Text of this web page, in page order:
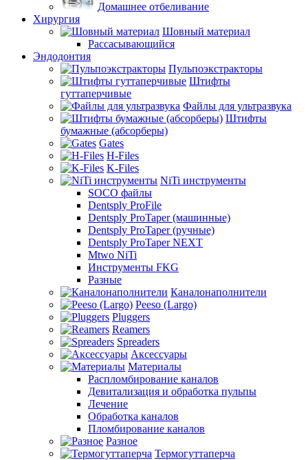
Домашнее отбеливание
Хирургия
Шовный материал
Рассасывающийся
Эндодонтия
Пульпоэкстракторы
Штифты
гуттаперчивые
Файлы для ультразвука
Штифты
бумажные (абсорберы)
Gates
H-Files
K-Files
NiTi инструменты
SOCO файлы
Dentsply ProFile
Dentsply ProTaper (машинные)
Dentsply ProTaper (ручные)
Dentsply ProTaper NEXT
Mtwo NiTi
Инструменты FKG
Разные
Каналонаполнители
Peeso (Largo)
Pluggers
Reamers
Spreaders
Аксессуары
Материалы
Распломбирование каналов
Девитализация и обработка пульпы
Лечение
Обработка каналов
Пломбирование каналов
Разное
Термогуттаперча